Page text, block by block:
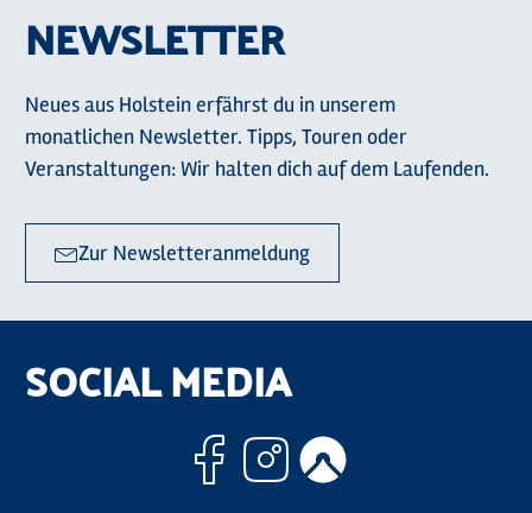
NEWSLETTER
Neues aus Holstein erfährst du in unserem
monatlichen Newsletter. Tipps, Touren oder
Veranstaltungen: Wir halten dich auf dem Laufenden.
Zur Newsletteranmeldung
SOCIAL MEDIA
Facebook
Instagram